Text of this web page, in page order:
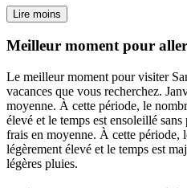
Lire moins
Meilleur moment pour
Le meilleur moment pour visiter
vacances que vous recherchez.
moyenne. À cette période, le
élevé et le temps est ensoleillé
frais en moyenne. À cette période,
légèrement élevé et le temps est
légères pluies.